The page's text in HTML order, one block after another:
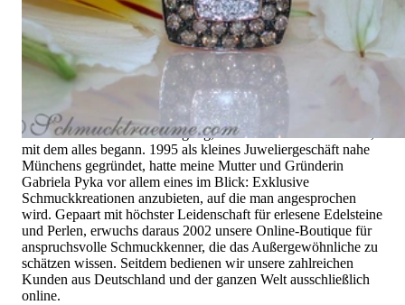
Hochwertiger Schmuck ist vor allem eine Frage des
Vertrauens. Zugleich sollte er so einzigartig sein wie die Frau,
die ihn trägt. Schmuck „von der Stange“ werden Sie daher bei
uns ebenso wenig finden wie Hotlines mit langen
Warteschleifen.
Hochwertiger Schmuck ist mehr als „nur ein Accessoire“ - das
ist nicht nur unsere Überzeugung, sondern auch der Gedanke,
mit dem alles begann. 1995 als kleines Juweliergeschäft nahe
Münchens gegründet, hatte meine Mutter und Gründerin
Gabriela Pyka vor allem eines im Blick: Exklusive
Schmuckkreationen anzubieten, auf die man angesprochen
wird. Gepaart mit höchster Leidenschaft für erlesene Edelsteine
und Perlen, erwuchs daraus 2002 unsere Online-Boutique für
anspruchsvolle Schmuckkenner, die das Außergewöhnliche zu
schätzen wissen. Seitdem bedienen wir unsere zahlreichen
Kunden aus Deutschland und der ganzen Welt ausschließlich
online.